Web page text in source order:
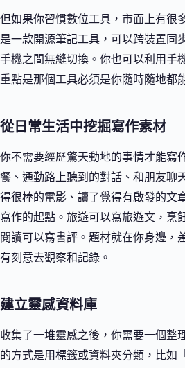
但如果你習慣數位工具，市面上有很
是一款開源筆記工具，可以跨裝置同
手機之間無縫切換。你也可以利用手
重點是那個工具必須是你隨時隨地都
從日常生活中挖掘寫作素材
你不需要經歷驚天動地的事情才能寫
餐、通勤路上聽到的對話、和朋友聊
得很棒的電影、讀了覺得有啟發的文
寫作的起點。旅遊可以寫旅遊文，烹
閱讀可以寫書評。題材就在你身邊，
有刻意去觀察和記錄。
建立靈感資料庫
收集了一堆靈感之後，你需要一個整
的方式是用標籤或資料夾分類，比如